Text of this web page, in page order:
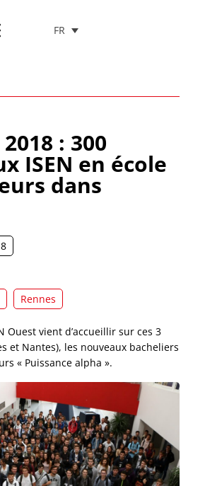
FR
: 300
ISEN en école
dans
Rennes
Ouest vient d’accueillir sur ces 3
et Nantes), les nouveaux bacheliers
« Puissance alpha ».